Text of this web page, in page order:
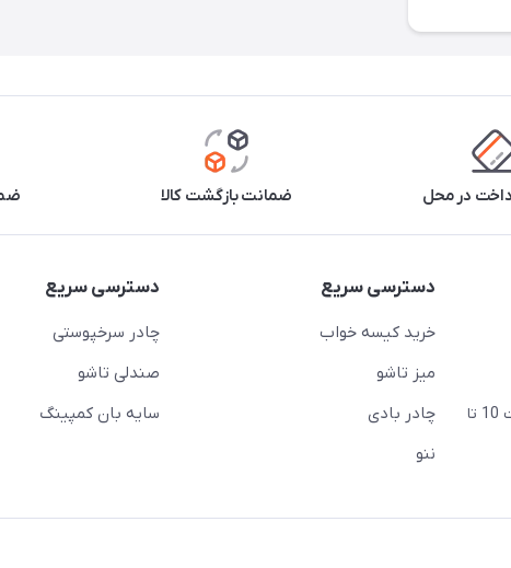
در محل ضمانت بازگشت کالا
تهران،ضلع شرقی میدان منیریه،پلاک5،واحد2 ( از ساعت 10 تا
دسترسی سریع
خرید کیسه خواب
میز تاشو
چادر بادی
ننو
دسترسی سریع
چادر سرخپوستی
صندلی تاشو
سایه بان کمپینگ